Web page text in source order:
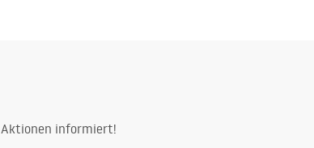
Aktionen informiert!